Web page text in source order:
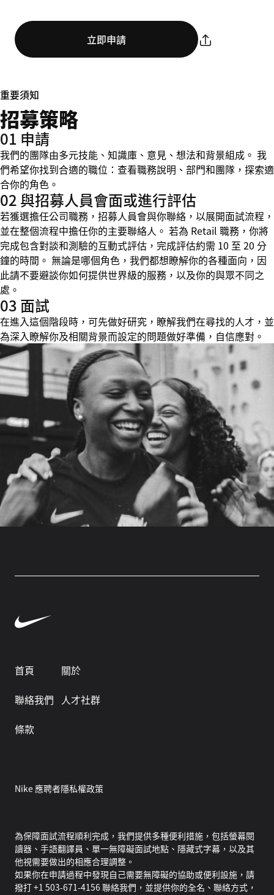
立即申請
重要須知
招募策略
01 申請
我們的團隊由多元技能、知識庫、意見、想法和背景組成。 我
們希望你找到合適的職位：查看職務說明、部門和團隊，探索適
合你的角色。
02 與招募人員會面或進行評估
若獲選擔任公司職務，招募人員會與你聯絡，以展開面試流程，
並在整個流程中擔任你的主要聯絡人。 若為 Retail 職務，你將
完成包含對談和測驗的互動式評估，完成評估約需 10 至 20 分
鐘的時間。 無論是哪個角色，我們都想瞭解你的各種面向，因
此請不要避談你如何提供世界級的服務，以及你的與眾不同之
處。
03 面試
在進入這個階段時，可先做好研究，瞭解我們在尋找的人才，並
為深入瞭解你及相關背景而設定的問題做好準備，自信應對。
首頁
關於
聯絡我們
人才社群
條款
Nike 應聘者隱私權政策
為保障面試流程順利完成，我們提供多種便利措施，包括螢幕閱
讀器、手語翻譯員、單一無障礙面試地點、隱藏式字幕，以及其
他視需要做出的相應合理調整。
如果你在申請過程中發現自己需要無障礙的協助或便利設施，請
撥打 +1 503-671-4156 聯絡我們，並提供你的全名、聯絡方式，